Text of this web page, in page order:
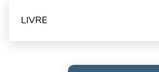
LIVRE